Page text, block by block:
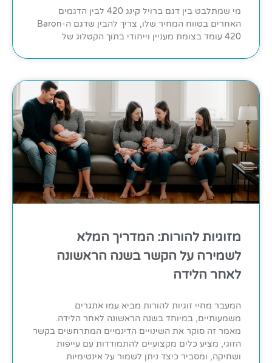
מי שמתלבט בין דגם ברויל קינג 420 לבין הדגמים
האחרים בטווח המחיר שלו, צריך להבין שדגם ה-Baron
420 עומד בצומת מעניין וייחודי בתוך הקטלוג של
מזוגיות להורות: המדריך המלא
לשמירה על הקשר בשנה הראשונה
לאחר הלידה
המעבר מחיי זוגיות להורות מביא עמו אתגרים
משמעותיים, במיוחד בשנה הראשונה לאחר הלידה.
מאמר זה סוקר את השינויים הדינמיים המתרחשים בקשר
הזוגי, מציע כלים מקצועיים להתמודדות עם עייפות
ושחיקה, ומסביר כיצד ניתן לשמור על אינטימיות